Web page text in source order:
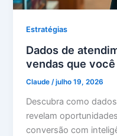
Estratégias
Dados de
vendas que
Claude/julho 19, 2026
Descubra como
revelam
conversão com